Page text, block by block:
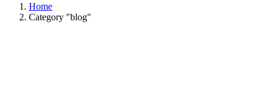
Home
Category "blog"